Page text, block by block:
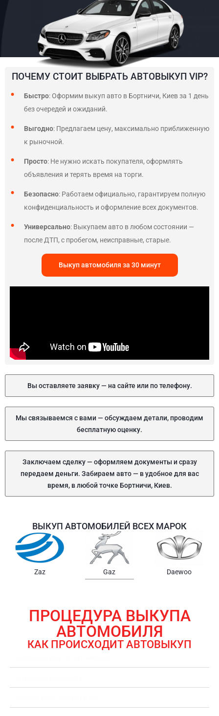
ПОЧЕМУ СТОИТ ВЫБРАТЬ АВТОВЫКУП VIP?
Быстро: Оформим выкуп авто в Бортничи, Киев за 1 день
без очередей и ожиданий.
Выгодно: Предлагаем цену, максимально приближенную
к рыночной.
Просто: Не нужно искать покупателя, оформлять
объявления и терять время на торги.
Безопасно: Работаем официально, гарантируем полную
конфиденциальность и оформление всех документов.
Универсально: Выкупаем авто в любом состоянии —
после ДТП, с пробегом, неисправные, старые.
Выкуп автомобиля за 30 минут
Вы оставляете заявку — на сайте или по телефону.
Мы связываемся с вами — обсуждаем детали, проводим
бесплатную оценку.
Заключаем сделку — оформляем документы и сразу
передаем деньги. Забираем авто — в удобное для вас
время, в любой точке Бортничи, Киев.
ВЫКУП АВТОМОБИЛЕЙ ВСЕХ МАРОК
Samsung Chrysler Gmc
ПРОЦЕДУРА ВЫКУПА
АВТОМОБИЛЯ
КАК ПРОИСХОДИТ АВТОВЫКУП